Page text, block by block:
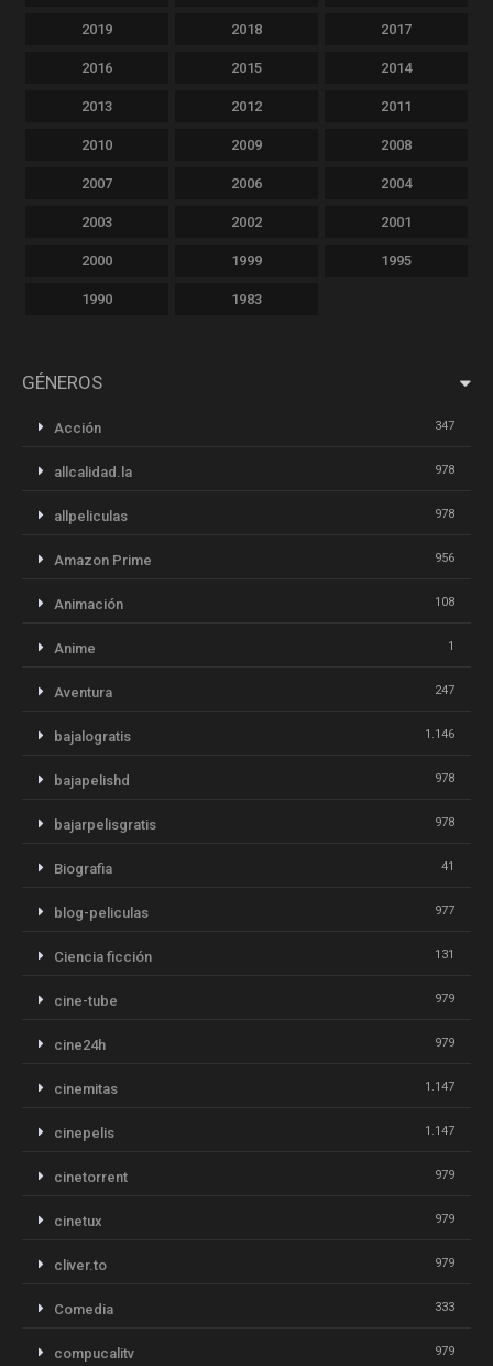
2019 2018 2017
2016 2015 2014
2013 2012 2011
2010 2009 2008
2007 2006 2004
2003 2002 2001
2000 1999 1995
1990 1983
GÉNEROS
Acción 347
allcalidad.la 978
allpeliculas 978
Amazon Prime 956
Animación 108
Anime 1
Aventura 247
bajalogratis 1.146
bajapelishd 978
bajarpelisgratis 978
Biografia 41
blog-peliculas 977
Ciencia ficción 131
cine-tube 979
cine24h 979
cinemitas 1.147
cinepelis 1.147
cinetorrent 979
cinetux 979
cliver.to 979
Comedia 333
compucalitv 979